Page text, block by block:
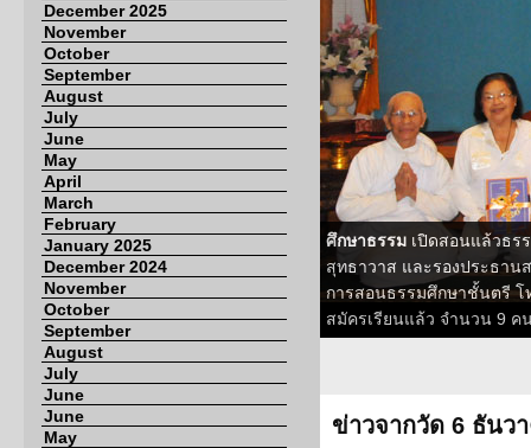
December 2025
November
October
September
August
July
June
May
April
March
February
January 2025
December 2024
November
October
September
August
July
June
June
May
ศึกษาธรรม เปิดสอนแล้วธร
สุทธาวาส และรองประธาน
การสอนธรรมศึกษาชั้นตรี โ
สมัครเรียนแล้ว จำนวน 9 ค
ข่าวจากวัด 6 ธันว